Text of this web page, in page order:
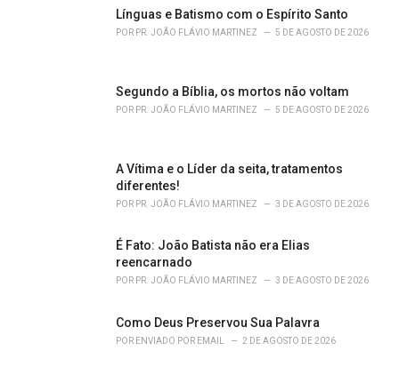
Línguas e Batismo com o Espírito Santo
POR PR. JOÃO FLÁVIO MARTINEZ 5 DE AGOSTO DE 2026
Segundo a Bíblia, os mortos não voltam
POR PR. JOÃO FLÁVIO MARTINEZ 5 DE AGOSTO DE 2026
A Vítima e o Líder da seita, tratamentos
diferentes!
POR PR. JOÃO FLÁVIO MARTINEZ 3 DE AGOSTO DE 2026
É Fato: João Batista não era Elias
reencarnado
POR PR. JOÃO FLÁVIO MARTINEZ 3 DE AGOSTO DE 2026
Como Deus Preservou Sua Palavra
POR ENVIADO POR EMAIL 2 DE AGOSTO DE 2026